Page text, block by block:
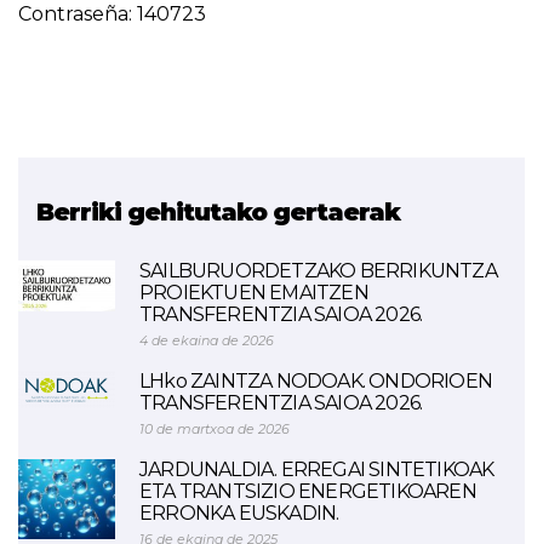
Contraseña: 140723
Berriki gehitutako gertaerak
SAILBURUORDETZAKO BERRIKUNTZA
PROIEKTUEN EMAITZEN
TRANSFERENTZIA SAIOA 2026.
4 de ekaina de 2026
LHko ZAINTZA NODOAK. ONDORIOEN
TRANSFERENTZIA SAIOA 2026.
10 de martxoa de 2026
JARDUNALDIA. ERREGAI SINTETIKOAK
ETA TRANTSIZIO ENERGETIKOAREN
ERRONKA EUSKADIN.
16 de ekaina de 2025